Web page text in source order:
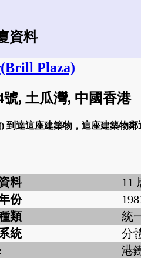
資料
(Brill Plaza)
, 土瓜灣, 中國香港
到達這座建築物，這座建築物鄰
料
11
份
類
統
統
分
港